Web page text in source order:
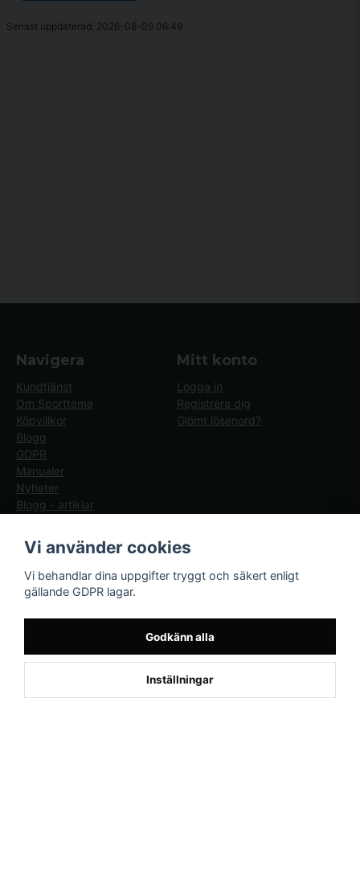
Senast uppdaterad: 2026-08-09 06:49
Navigera
Kundtjänst
Om Sporttema
Köpvillkor
Blogg
GDPR
Manualer
Nyheter
Blogg - artiklar
Mitt konto
Logga in
Registrera dig
Glömt lösenord?
Följ oss
AB
Drottninggatan 47
beställde Robotgräsklippare Genie
Vi använder cookies
Vi behandlar dina uppgifter tryggt och säkert enligt
gällande GDPR lagar.
Godkänn alla
Inställningar